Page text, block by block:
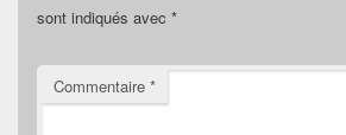
sont indiqués avec *
Commentaire *